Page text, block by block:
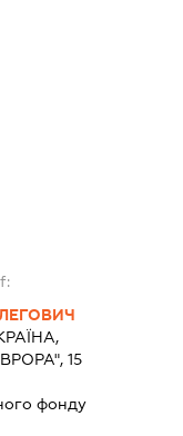
15
фонду